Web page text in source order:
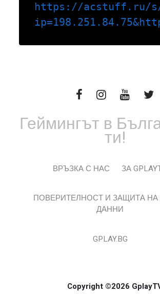
https://acstuff.ru/
Геймингът в
ти!
ВРЪЗКА С НАС ЗА
ПОВЕРИТЕЛНОСТ И ЗАЩИТА
ДАННИ
GPLAY.BG
Copyright ©2026